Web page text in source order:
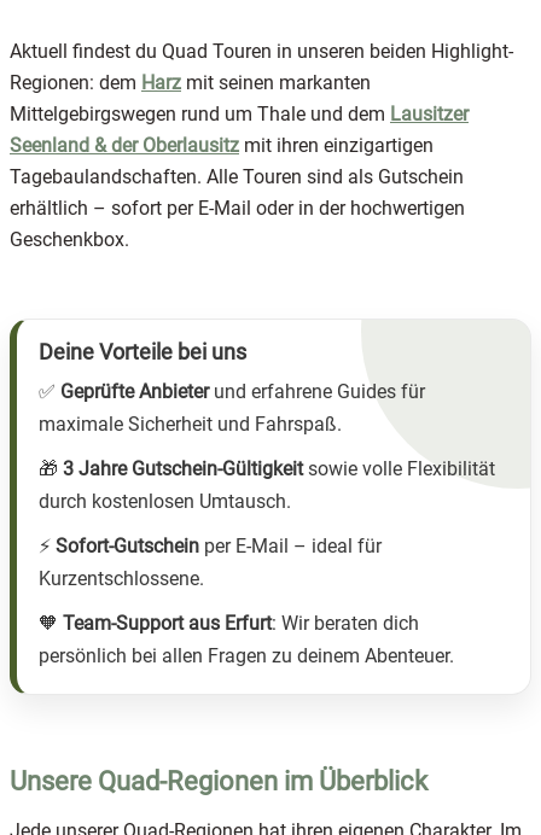
Aktuell findest du Quad Touren in unseren beiden Highlight-
Regionen: dem Harz mit seinen markanten
Mittelgebirgswegen rund um Thale und dem Lausitzer
Seenland & der Oberlausitz mit ihren einzigartigen
Tagebaulandschaften. Alle Touren sind als Gutschein
erhältlich – sofort per E-Mail oder in der hochwertigen
Geschenkbox.
Deine Vorteile bei uns
✅ Geprüfte Anbieterund erfahrene Guides für
maximale Sicherheit und Fahrspaß.
🎁 3 Jahre Gutschein-Gültigkeitsowie volle Flexibilität
durch kostenlosen Umtausch.
⚡ Sofort-Gutschein per E-Mail – ideal für
Kurzentschlossene.
🧡 Team-Support aus Erfurt: Wir beraten dich
persönlich bei allen Fragen zu deinem Abenteuer.
Unsere Quad-Regionen im Überblick